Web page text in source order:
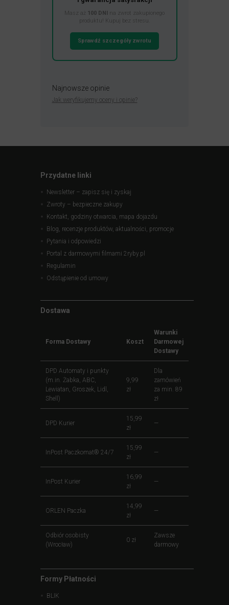
Masz aż 100 DNI
na zwrot zakupionego
produktu! Kupuj bez stresu.
Sprawdź szczegóły zwrotu
Najnowsze opinie
Jak weryfikujemy oceny i opinie?
Przydatne linki
Newsletter – zapisz się i zyskaj
Zwroty – bezpieczne zakupy
Kontakt, godziny otwarcia, mapa dojazdu
Blog, recenzje produktów, aktualności, promocje
Pytania i odpowiedzi
Portal z darmowymi filmami 2ryby.pl
Regulamin
Odstąpienie od umowy
Dostawa
Forma Dostawy Koszt
Warunki
Darmowej
Dostawy
DPD Automaty i punkty
(m.in. Żabka, ABC,
Lewiatan, Groszek, Lidl,
Shell)
9,99
zł
Dla
zamówień
za min. 89
zł
DPD Kurier
15,99
zł
—
InPost Paczkomat® 24/7
15,99
zł
—
InPost Kurier
16,99
zł
—
ORLEN Paczka
14,99
zł
—
Odbiór osobisty
(Wrocław)
0 zł
Zawsze
darmowy
Formy Płatności
BLIK